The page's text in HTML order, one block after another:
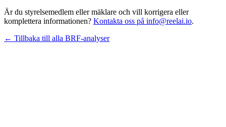
Är du styrelsemedlem eller mäklare och vill korrigera eller
komplettera informationen? Kontakta oss på info@reelai.io.
← Tillbaka till alla BRF-analyser